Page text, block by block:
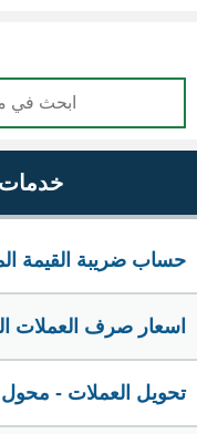
حساب ضريبة القيمة
اسعار صرف العملات
تحويل العملات - محول